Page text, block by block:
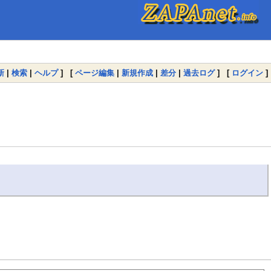
| 検索 | ヘルプ] [ ページ編集 | 新規作成 | 差分 | 過去ログ] [ ログイン ]